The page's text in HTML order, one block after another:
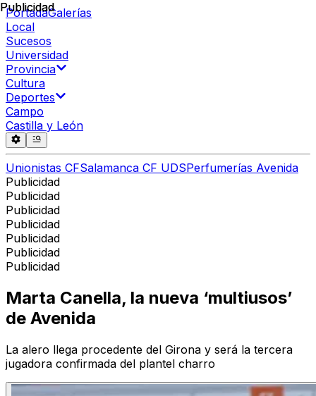
PortadaGalerías
Local
Sucesos
Universidad
Provincia
Cultura
Deportes
Campo
Castilla y León
Unionistas CFSalamanca CF UDSPerfumerías Avenida
Publicidad
Publicidad
Publicidad
Publicidad
Publicidad
Publicidad
Publicidad
Publicidad
Marta Canella, la nueva ‘multiusos’
de Avenida
La alero llega procedente del Girona y será la tercera
jugadora confirmada del plantel charro
Publicidad